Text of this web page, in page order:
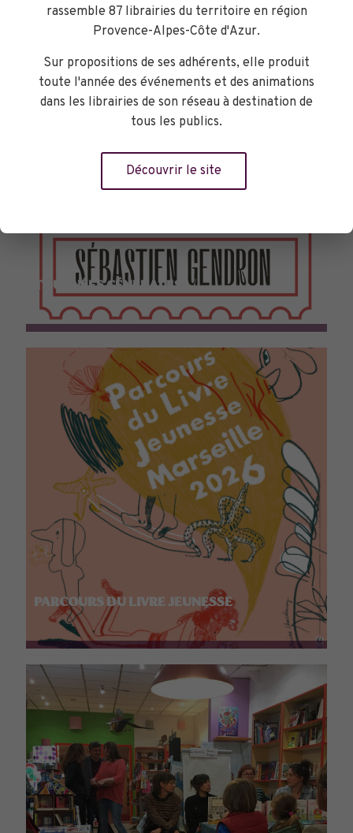
TOURNÉES GÉNÉRALES
PARCOURS DU LIVRE JEUNESSE
rassemble 87 librairies du territoire en région
Provence-Alpes-Côte d'Azur.
Sur propositions de ses adhérents, elle produit
toute l'année des événements et des animations
dans les librairies de son réseau à destination de
tous les publics.
Découvrir le site